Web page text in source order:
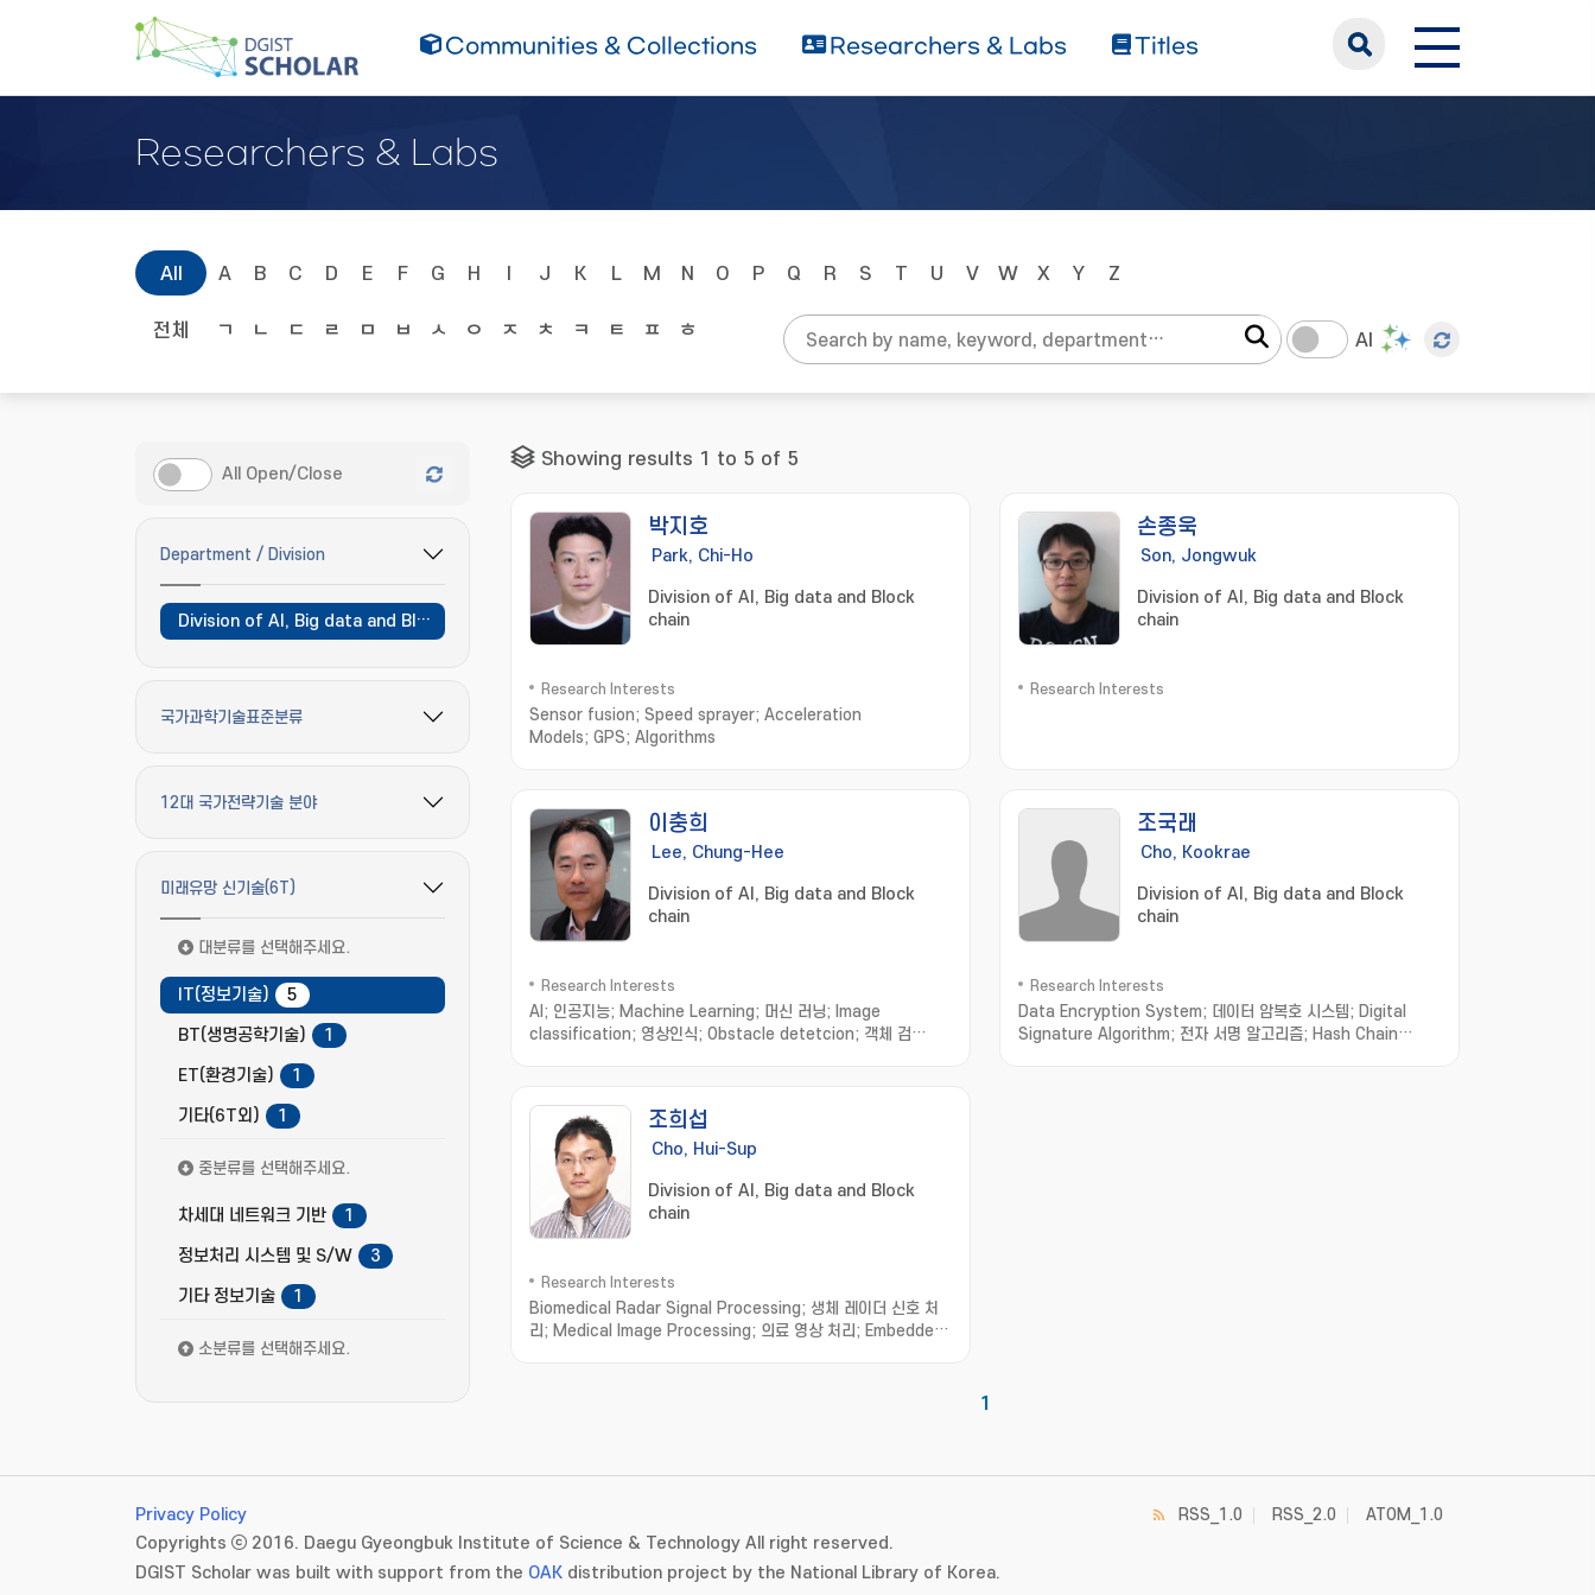
Communities & Collections Researchers & Labs Titles
Researchers & Labs
All A B C D E F G H J K L M N O P Q R S T U V W X Y Z
전체 ㄱ ㄴ ㄷ ㄹ ㅁ ㅂ ㅅ ㅇ ㅈ ㅊ ㅋ ㅌ ㅍ ㅎ AI
All Open/Close
Department / Division
필터 옵션 펼치기/접기
Division of AI, Big data and Block chain
국가과학기술표준분류
필터 옵션 펼치기/접기
12대 국가전략기술 분야
필터 옵션 펼치기/접기
미래유망 신기술(6T)
필터 옵션 펼치기/접기
대분류를 선택해주세요.
IT(정보기술)
5
BT(생명공학기술)
1
ET(환경기술)
1
기타(6T외)
1
중분류를 선택해주세요.
차세대 네트워크 기반
1
정보처리 시스템 및 S/W
3
기타 정보기술
1
소분류를 선택해주세요.
Showing results 1 to 5 of 5
박지호
Park, Chi-Ho
Division of AI, Big data and Block
chain
Research Interests
Sensor fusion; Speed sprayer; Acceleration
Models; GPS; Algorithms
손종욱
Son, Jongwuk
Division of AI, Big data and Block
chain
Research Interests
이충희
Lee, Chung-Hee
Division of AI, Big data and Block
chain
Research Interests
AI; 인공지능; Machine Learning; 머신 러닝; Image
classification; 영상인식; Obstacle detetcion; 객체 검
조국래
Cho, Kookrae
Division of AI, Big data and Block
chain
Research Interests
Data Encryption System; 데이터 암복호 시스템; Digital
Signature Algorithm; 전자 서명 알고리즘; Hash Chain
조희섭
Cho, Hui-Sup
Division of AI, Big data and Block
chain
Research Interests
Biomedical Radar Signal Processing; 생체 레이더 신호 처
리; Medical Image Processing; 의료 영상 처리; Embedded
1
Privacy Policy
Copyrights ⓒ 2016. Daegu Gyeongbuk Institute of Science & Technology All right reserved.
DGIST Scholar was built with support from the OAK distribution project by the National Library of Korea.
RSS_1.0 RSS_2.0 ATOM_1.0